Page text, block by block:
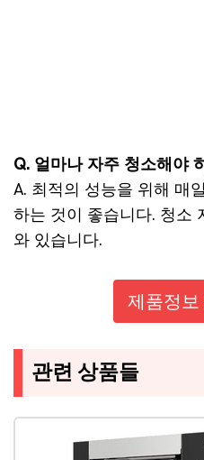
Q. 얼마나 자주 청소해야
A. 최적의 성능을 위해 매
하는 것이 좋습니다. 청소
와 있습니다.
제품정보
관련 상품들